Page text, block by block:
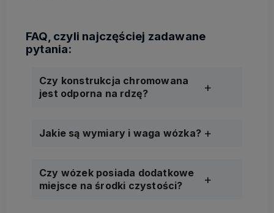
Czy konstrukcja chromowana
jest odporna na rdzę?
Jakie są wymiary i waga wózka?
Czy wózek posiada dodatkowe
miejsce na środki czystości?